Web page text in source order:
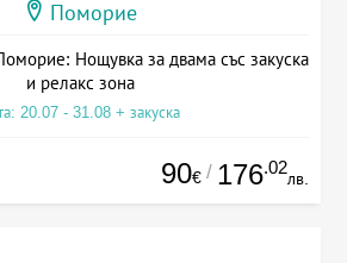
Поморие
Нощувка за двама със закуска
и релакс зона
20.07 - 31.08 + закуска
90€ / 176.02
лв.